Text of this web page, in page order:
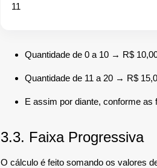
11
Quantidade de 0 a 10 → R$
Quantidade de 11 a 20 → R$
E assim por diante, conforme as
3.3. Faixa Progressiva
O cálculo é feito somando os valores